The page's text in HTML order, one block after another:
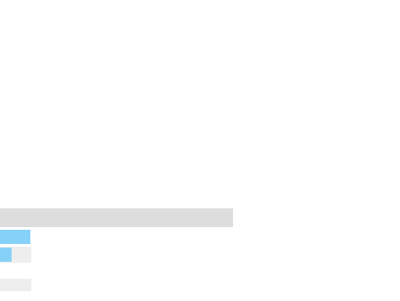
interne [arthrorise] temporaire.